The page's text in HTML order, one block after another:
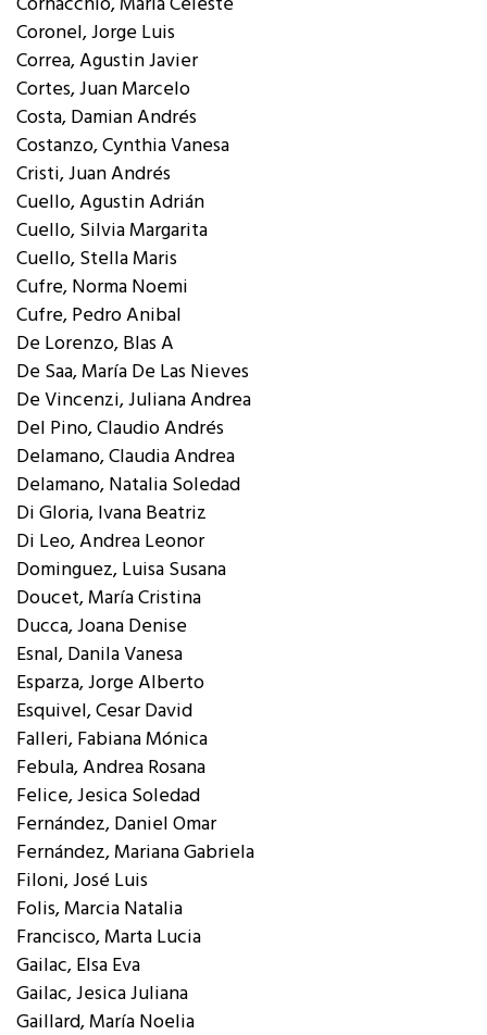
Coronel, Jorge Luis
Correa, Agustin Javier
Cortes, Juan Marcelo
Costa, Damian Andrés
Costanzo, Cynthia Vanesa
Cristi, Juan Andrés
Cuello, Agustin Adrián
Cuello, Silvia Margarita
Cuello, Stella Maris
Cufre, Norma Noemi
Cufre, Pedro Anibal
De Lorenzo, Blas A
De Saa, María De Las Nieves
De Vincenzi, Juliana Andrea
Del Pino, Claudio Andrés
Delamano, Claudia Andrea
Delamano, Natalia Soledad
Di Gloria, Ivana Beatriz
Di Leo, Andrea Leonor
Dominguez, Luisa Susana
Doucet, María Cristina
Ducca, Joana Denise
Esnal, Danila Vanesa
Esparza, Jorge Alberto
Esquivel, Cesar David
Falleri, Fabiana Mónica
Febula, Andrea Rosana
Felice, Jesica Soledad
Fernández, Daniel Omar
Fernández, Mariana Gabriela
Filoni, José Luis
Folis, Marcia Natalia
Francisco, Marta Lucia
Gailac, Elsa Eva
Gailac, Jesica Juliana
Gaillard, María Noelia